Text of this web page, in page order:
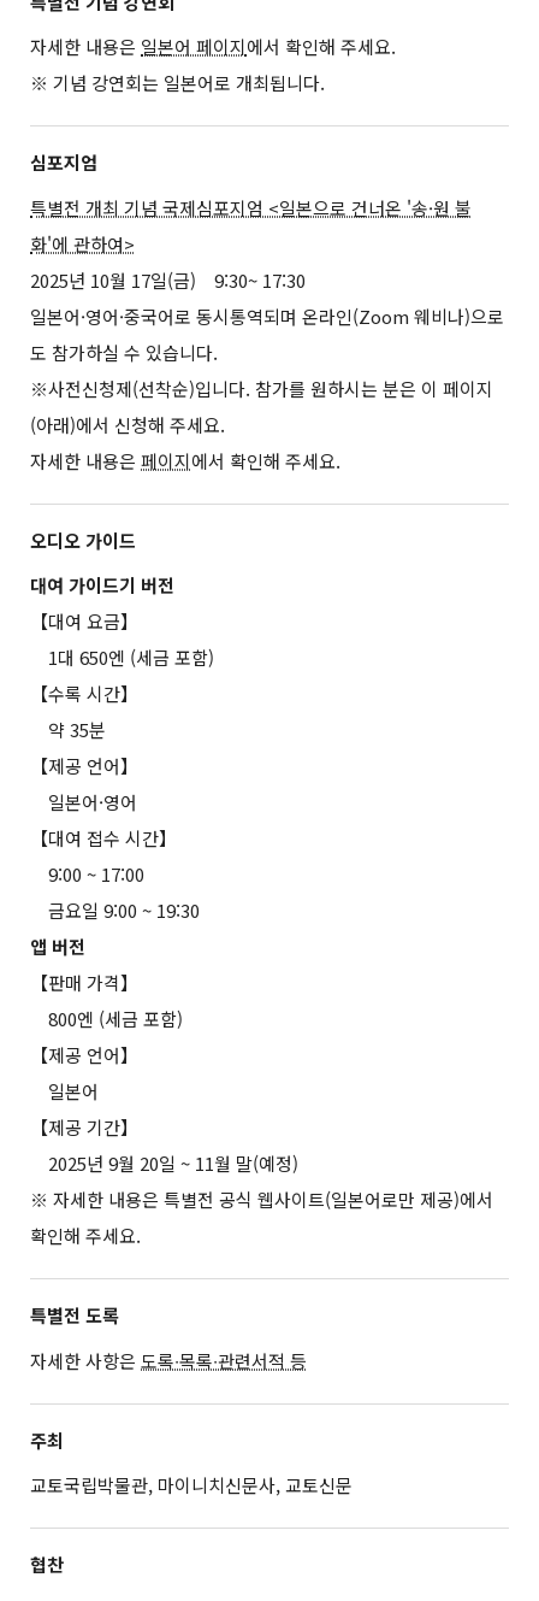
자세한 내용은 일본어 페이지에서 확인해 주세요.
※ 기념 강연회는 일본어로 개최됩니다.
심포지엄
특별전 개최 기념 국제심포지엄 <일본으로 건너온 '송·원 불
화'에 관하여>
2025년 10월 17일(금) 9:30~ 17:30
일본어·영어·중국어로 동시통역되며 온라인(Zoom 웨비나)으로
도 참가하실 수 있습니다.
※사전신청제(선착순)입니다. 참가를 원하시는 분은 이 페이지
(아래)에서 신청해 주세요.
자세한 내용은 페이지에서 확인해 주세요.
오디오 가이드
대여 가이드기 버전
【대여 요금】
1대 650엔 (세금 포함)
【수록 시간】
약 35분
【제공 언어】
일본어·영어
【대여 접수 시간】
9:00 ~ 17:00
금요일 9:00 ~ 19:30
앱 버전
【판매 가격】
800엔 (세금 포함)
【제공 언어】
일본어
【제공 기간】
2025년 9월 20일 ~ 11월 말(예정)
※ 자세한 내용은 특별전 공식 웹사이트(일본어로만 제공)에서
확인해 주세요.
특별전 도록
자세한 사항은 도록∙목록∙관련서적 등
주최
교토국립박물관, 마이니치신문사, 교토신문
협찬